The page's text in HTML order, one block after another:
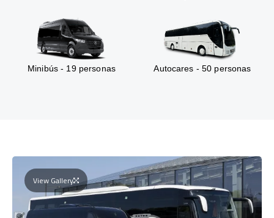
Minibús - 19 personas Autocares - 50 personas
View Gallery